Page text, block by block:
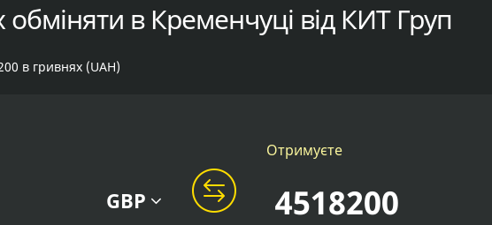
обміняти в Кременчуці від КИТ Груп
в гривнях (UAH)
GBP
Отримуєте